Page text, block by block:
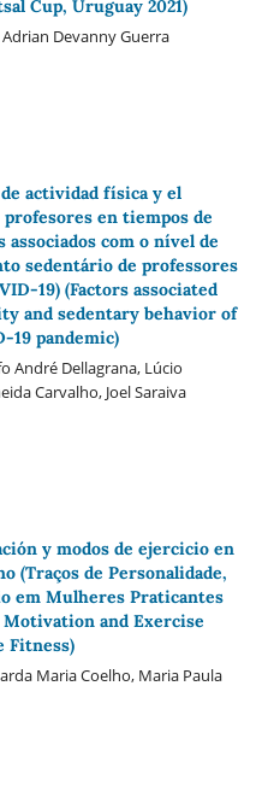
Cup, Uruguay 2021)
Devanny Guerra
actividad física y el
en tiempos de
associados com o nível de
sedentário de professores
19) (Factors associated
and sedentary behavior of
19 pandemic)
André Dellagrana, Lúcio
Carvalho, Joel Saraiva
y modos de ejercicio en
(Traços de Personalidade,
em Mulheres Praticantes
and Exercise
Fitness)
Maria Coelho, Maria Paula